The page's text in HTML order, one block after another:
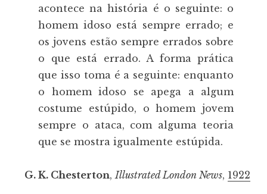
acontece na história é o seguinte: o
homem idoso está sempre errado; e
os jovens estão sempre errados sobre
o que está errado. A forma prática
que isso toma é a seguinte: enquanto
o homem idoso se apega a algum
costume estúpido, o homem jovem
sempre o ataca, com alguma teoria
que se mostra igualmente estúpida.
G. K. Chesterton, Illustrated London News, 1922